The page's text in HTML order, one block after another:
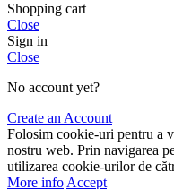
Shopping cart
Close
Sign in
Close
No account yet?
Create an Account
Folosim cookie-uri pentru a
nostru web. Prin navigarea
utilizarea cookie-urilor de
More info Accept